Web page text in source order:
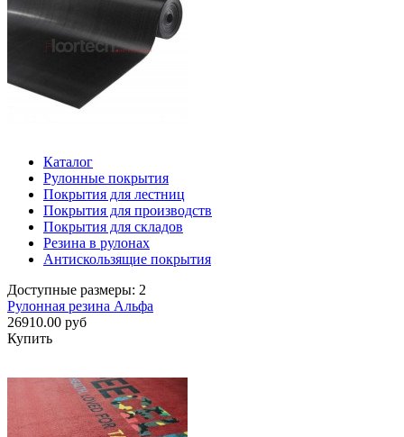
Каталог
Рулонные покрытия
Покрытия для лестниц
Покрытия для производств
Покрытия для складов
Резина в рулонах
Антискользящие покрытия
Доступные размеры: 2
Рулонная резина Альфа
26910.00 руб
Купить